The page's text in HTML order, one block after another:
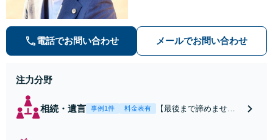
気軽にご相談ください。
電話でお問い合わせ メールでお問い合わせ
注力分野
相続・遺言 事例1件 料金表有
【最後まで諦めませ